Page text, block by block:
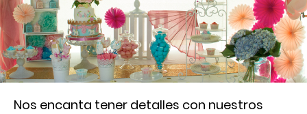
Nos encanta tener detalles con nuestros